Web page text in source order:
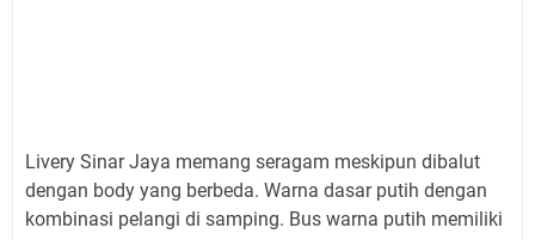
Livery Sinar Jaya memang seragam meskipun dibalut
dengan body yang berbeda. Warna dasar putih dengan
kombinasi pelangi di samping. Bus warna putih memiliki